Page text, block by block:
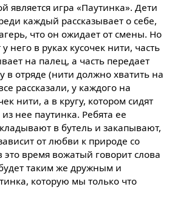
является игра «Паутинка». Дети
каждый рассказывает о себе,
что он ожидает от смены. Но
него в руках кусочек нити, часть
на палец, а часть передает
отряде (нити должно хватить на
рассказали, у каждого на
нити, а в кругу, котором сидят
нее паутинка. Ребята ее
в бутель и закапывают,
от любви к природе со
это время вожатый говорит слова
таким же дружным и
которую мы только что